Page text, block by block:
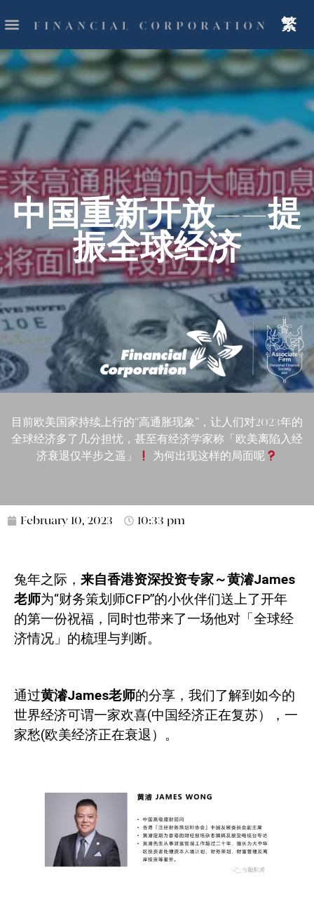
繁
中国重新开放——提
振全球经济
目前欧美国家持续上行的“高通胀现象”，让人们对2023年的
全球经济多了几分担忧，甚至有经济学家称「欧美离陷入经
济衰退仅半步之遥」
为何出现这样的局面呢
February 10, 2023 10:33 pm
兔年之际， 来自香港资深投资专家～黄濬James
老师为“财务策划师CFP”的小伙伴们送上了开年
的第一份祝福，同时也带来了一场他对「全球经
济情况」的梳理与判断。
通过黄濬James老师的分享，我们了解到如今的
世界经济可谓一家欢喜(中国经济正在复苏），一
家愁(欧美经济正在衰退）。